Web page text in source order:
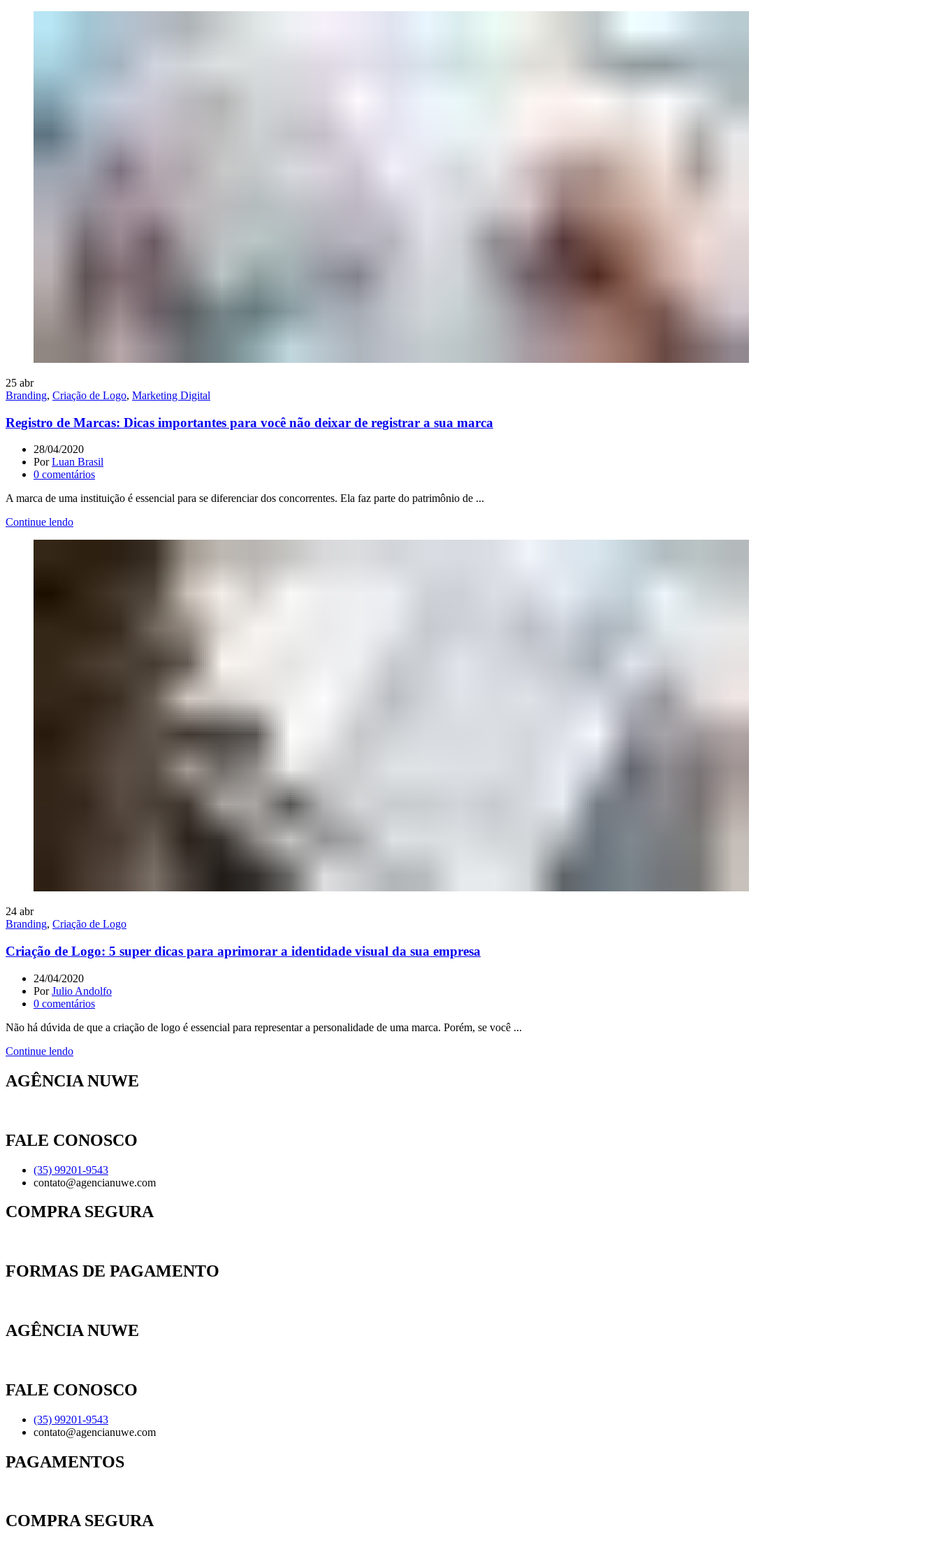
25 abr
Branding, Criação de Logo, Marketing Digital
Registro de Marcas: Dicas importantes para você não deixar de registrar a sua marca
28/04/2020
PorLuan Brasil
0 comentários
A marca de uma instituição é essencial para se diferenciar dos concorrentes. Ela faz parte do patrimônio de ...
Continue lendo
24 abr
Branding, Criação de Logo
Criação de Logo: 5 super dicas para aprimorar a identidade visual da sua empresa
24/04/2020
PorJulio Andolfo
0 comentários
Não há dúvida de que a criação de logo é essencial para representar a personalidade de uma marca. Porém, se você ...
Continue lendo
AGÊNCIA NUWE
FALE CONOSCO
(35) 99201-9543
contato@agencianuwe.com
COMPRA SEGURA
FORMAS DE PAGAMENTO
AGÊNCIA NUWE
FALE CONOSCO
(35) 99201-9543
contato@agencianuwe.com
PAGAMENTOS
COMPRA SEGURA